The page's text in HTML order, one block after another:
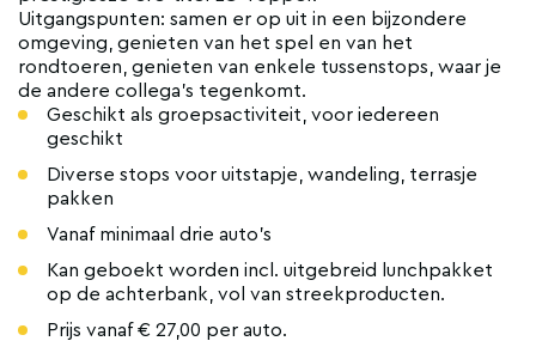
Uitgangspunten: samen er op uit in een bijzondere
omgeving, genieten van het spel en van het
rondtoeren, genieten van enkele tussenstops, waar je
de andere collega's tegenkomt.
Geschikt als groepsactiviteit, voor iedereen
geschikt
Diverse stops voor uitstapje, wandeling, terrasje
pakken
Vanaf minimaal drie auto's
Kan geboekt worden incl. uitgebreid lunchpakket
op de achterbank, vol van streekproducten.
Prijs vanaf € 27,00 per auto.